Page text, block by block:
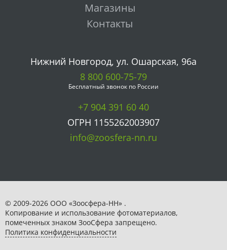
Магазины
Контакты
Нижний Новгород, ул. Ошарская, 96а
8 800 600-75-79
Бесплатный звонок по России
+7 904 391 60 40
ОГРН 1155262003907
info@zoosfera-nn.ru
© 2009-2026 ООО «Зоосфера-НН» .
Копирование и использование фотоматериалов,
помеченных знаком ЗooСфера запрещено.
Политика конфиденциальности